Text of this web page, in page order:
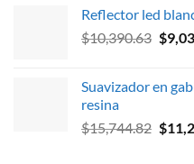
era:
Reflector led
$10,390.63 El
era:
$
Suavizador en
resina
$15,744.82 El
$